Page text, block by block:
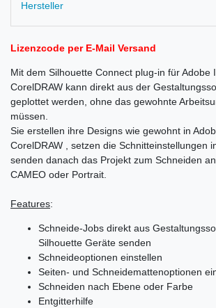
Hersteller
Lizenzcode per E-Mail Versand
Mit dem Silhouette Connect plug-in für Adobe
CorelDRAW kann direkt aus der
geplottet werden, ohne das gewohnte
müssen.
Sie erstellen ihre Designs wie gewohnt in
CorelDRAW , setzen die Schnitteinstellungen
senden danach das Projekt zum Schneiden
CAMEO oder Portrait.
Features:
Schneide-Jobs direkt aus
Silhouette Geräte senden
Schneideoptionen einstellen
Seiten- und Schneidemattenoptionen
Schneiden nach Ebene oder Farbe
Entgitterhilfe